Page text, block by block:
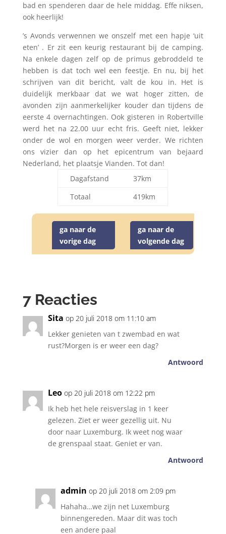
bad en spenderen daar de hele middag. Effe niksen,
ook heerlijk!
’s Avonds verwennen we onszelf met een hapje ‘uit
eten’ . Er zit een keurig restaurant bij de camping.
Na enkele dagen zelf op de primus gebroddeld te
hebben is dat toch wel een feestje. En nu, bij het
schrijven van dit bericht, valt de kou in. Het is
duidelijk merkbaar dat we wat hoger zitten, de
avonden zijn aanmerkelijker kouder dan tijdens de
eerste 4 overnachtingen. Ook gisteren in Robertville
werd het na 22.00 uur echt fris. Geeft niet, lekker
onder de wol en morgen weer verder. We richten
ons vizier dan op het epicentrum van bejaard
Nederland, het plaatsje Vianden. Tot dan!
Dagafstand
37km
Totaal
419km
ga naar de
vorige dag
ga naar de
volgende dag
7 Reacties
Sita op 20 juli 2018 om 11:10 am
Lekker genieten van t zwembad en wat
rust?Morgen is er weer een dag?
Antwoord
Leo op 20 juli 2018 om 12:22 pm
Ik heb het hele reisverslag in 1 keer
gelezen. Ziet er weer gezellig uit. Nu
door naar Luxemburg. Ik weet nog waar
de grenspaal staat. Geniet er van.
Antwoord
admin op 20 juli 2018 om 2:09 pm
Hahaha…we zijn net Luxemburg
binnengereden. Maar dit was toch
een andere paal